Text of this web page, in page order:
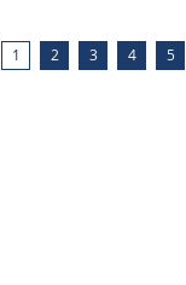
1 2 3 4 5